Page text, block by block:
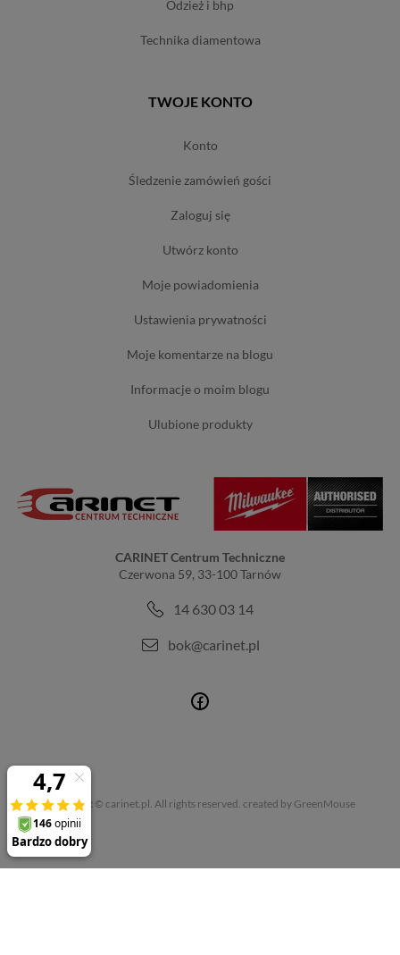
odzież i bhp
technika diamentowa
TWOJE KONTO
konto
śledzenie zamówień gości
zaloguj się
utwórz konto
moje powiadomienia
ustawienia prywatności
moje komentarze na blogu
informacje o moim blogu
ulubione produkty
CARINET Centrum Techniczne
Czerwona 59, 33-100 Tarnów
14 630 03 14
bok@carinet.pl
Copyright © carinet.pl. All rights reserved. created by GreenMouse